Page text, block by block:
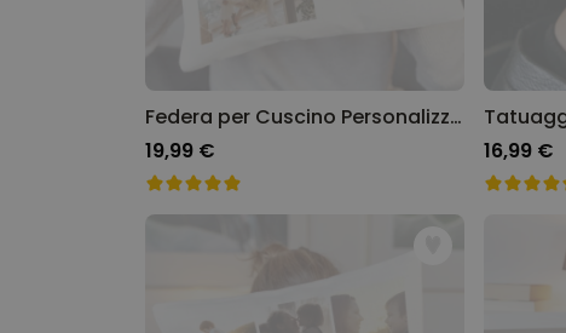
Federa per Cuscino Personalizzata con 3 Foto e Testo
19,99 €
16,99 €